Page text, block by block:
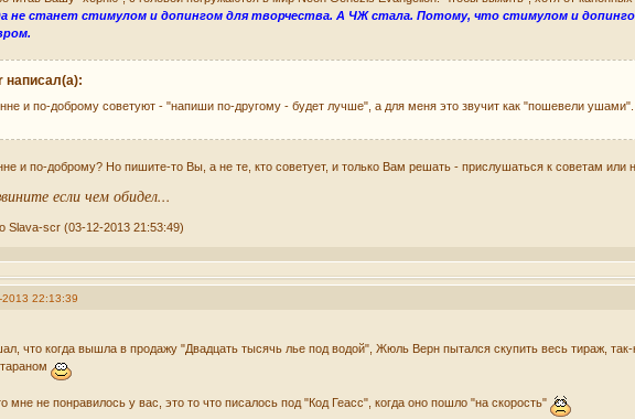
не станет стимулом и допингом для творчества. А ЧЖ стала. Потому, что стимулом и
написал(а):
и по-доброму советуют - "напиши по-другому - будет лучше", а для меня это звучит как "пошевели
и по-доброму? Но пишите-то Вы, а не те, кто советует, и только Вам решать - прислушаться к советам или
если чем обидел...
Slava-scr (03-12-2013 21:53:49)
2013 22:13:39
что когда вышла в продажу "Двадцать тысячь лье под водой", Жюль Верн пытался скупить весь тираж,
мне не понравилось у вас, это то что писалось под "Код Геасс", когда оно пошло "на скорость"